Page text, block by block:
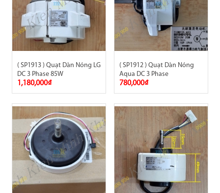
( SP1913 ) Quạt Dàn Nóng LG
DC 3 Phase 85W
1,180,000₫
( SP1912 ) Quạt Dàn Nóng
Aqua DC 3 Phase
780,000₫